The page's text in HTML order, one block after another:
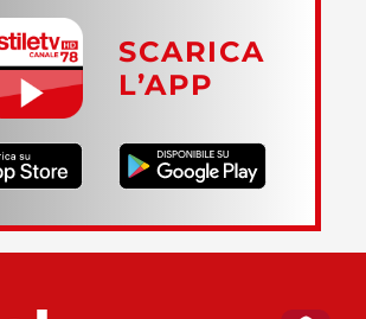
SCARICA
L’APP